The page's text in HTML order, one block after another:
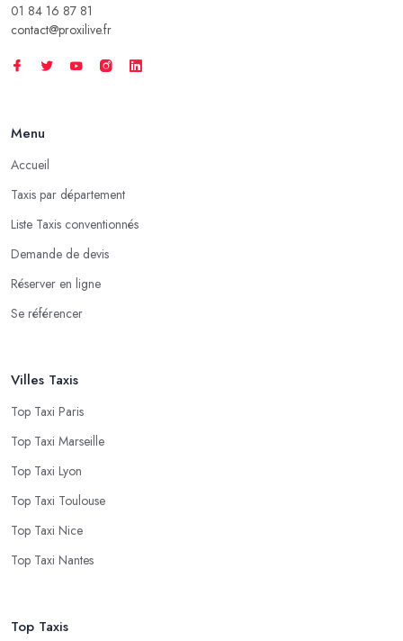
01 84 16 87 81
contact@proxilive.fr
Menu
Accueil
Taxis par département
Liste Taxis conventionnés
Demande de devis
Réserver en ligne
Se référencer
Villes Taxis
Top Taxi Paris
Top Taxi Marseille
Top Taxi Lyon
Top Taxi Toulouse
Top Taxi Nice
Top Taxi Nantes
Top Taxis